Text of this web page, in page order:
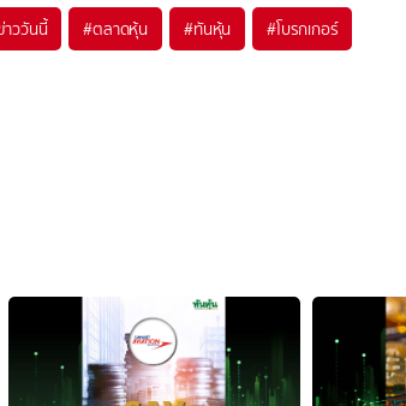
าววันนี้ #ตลาดหุ้น #ทันหุ้น #โบรกเกอร์